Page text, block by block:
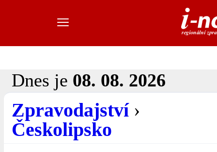
Dnes je 08. 08. 2026
Zpravodajství›
Českolipsko